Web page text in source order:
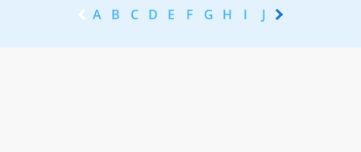
A B C D E F G H I J K